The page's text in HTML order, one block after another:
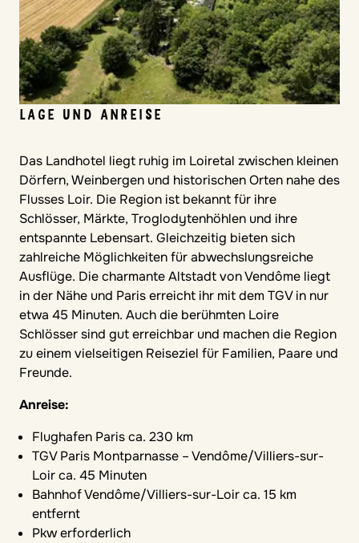
LAGE UND ANREISE
Das Landhotel liegt ruhig im Loiretal zwischen kleinen
Dörfern, Weinbergen und historischen Orten nahe des
Flusses Loir. Die Region ist bekannt für ihre
Schlösser, Märkte, Troglodytenhöhlen und ihre
entspannte Lebensart. Gleichzeitig bieten sich
zahlreiche Möglichkeiten für abwechslungsreiche
Ausflüge. Die charmante Altstadt von Vendôme liegt
in der Nähe und Paris erreicht ihr mit dem TGV in nur
etwa 45 Minuten. Auch die berühmten Loire
Schlösser sind gut erreichbar und machen die Region
zu einem vielseitigen Reiseziel für Familien, Paare und
Freunde.
Anreise:
Flughafen Paris ca. 230 km
TGV Paris Montparnasse – Vendôme/Villiers-sur-
Loir ca. 45 Minuten
Bahnhof Vendôme/Villiers-sur-Loir ca. 15 km
entfernt
Pkw erforderlich